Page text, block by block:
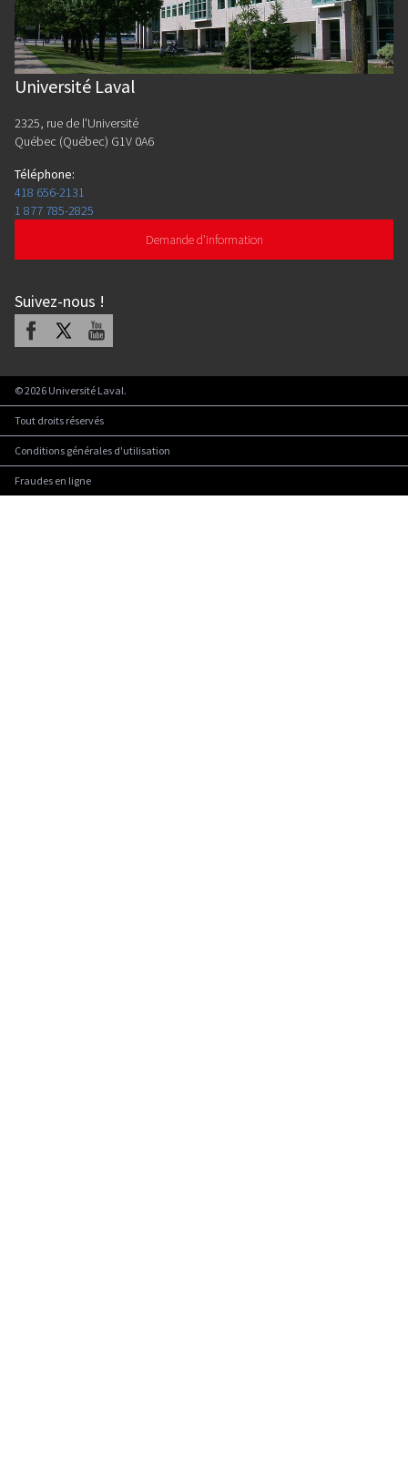
Université Laval
2325, rue de l'Université
Québec (Québec) G1V 0A6
Téléphone:
418 656-2131
1 877 785-2825
Demande d'information
Suivez-nous !
Facebook Youtube
©2026 Université Laval.
Tout droits réservés
Conditions générales d'utilisation
Fraudes en ligne